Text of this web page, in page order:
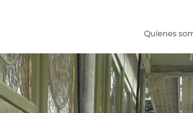
Quienes